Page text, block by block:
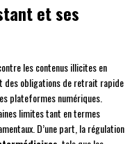
et ses
les contenus illicites en
des obligations de retrait rapide
plateformes numériques.
limites tant en termes
D’une part, la régulation